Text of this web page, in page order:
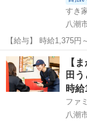
すき
八潮
【給与】 時給1,375円～ 【勤務時間】 22時00分～翌5時00分(シフト
制)、1日2時間 週2日 から応相談 【お仕事内容
家ス
埼玉 八潮市
【
田
時給
八潮